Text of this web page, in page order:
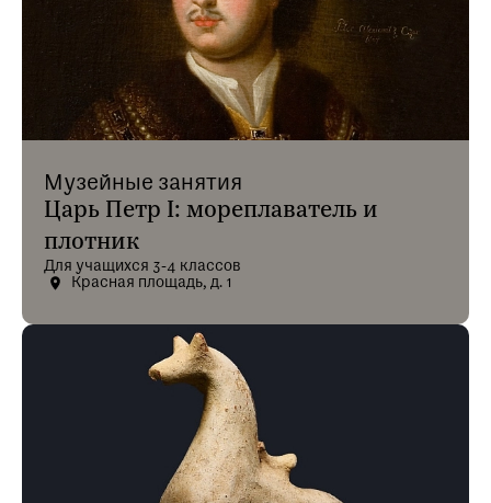
Музейные занятия
Царь Петр I: мореплаватель и
плотник
Для учащихся 3-4 классов
Красная площадь, д. 1